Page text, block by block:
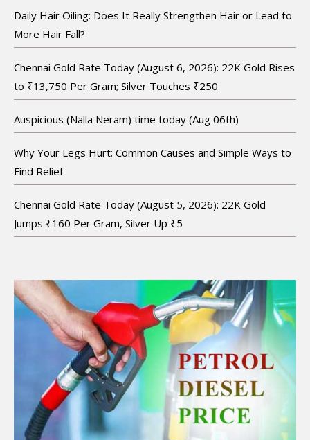
Daily Hair Oiling: Does It Really Strengthen Hair or Lead to
More Hair Fall?
Chennai Gold Rate Today (August 6, 2026): 22K Gold Rises
to ₹13,750 Per Gram; Silver Touches ₹250
Auspicious (Nalla Neram) time today (Aug 06th)
Why Your Legs Hurt: Common Causes and Simple Ways to
Find Relief
Chennai Gold Rate Today (August 5, 2026): 22K Gold
Jumps ₹160 Per Gram, Silver Up ₹5